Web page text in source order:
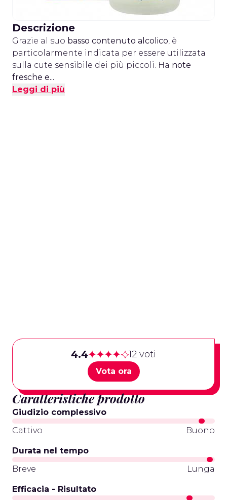
Descrizione
Grazie al suo basso contenuto alcolico, è
particolarmente indicata per essere utilizzata
sulla cute sensibile dei più piccoli. Ha note
fresche e...
Leggi di più
4.4 12 voti
Vota ora
Caratteristiche prodotto
Giudizio complessivo
Cattivo
Buono
Durata nel tempo
Breve
Lunga
Efficacia - Risultato